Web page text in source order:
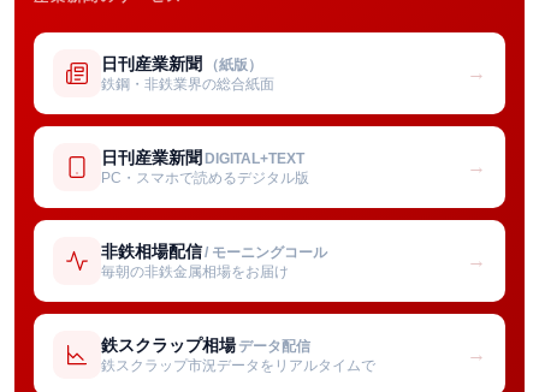
日刊産業新聞 （紙版）
鉄鋼・非鉄業界の総合紙面
→
日刊産業新聞 DIGITAL+TEXT
PC・スマホで読めるデジタル版
→
非鉄相場配信/ モーニングコール
毎朝の非鉄金属相場をお届け
→
鉄スクラップ相場 データ配信
鉄スクラップ市況データをリアルタイムで
→